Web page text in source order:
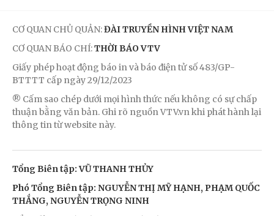
CƠ QUAN CHỦ QUẢN:ĐÀI TRUYỀN HÌNH VIỆT NAM
CƠ QUAN BÁO CHÍ:THỜI BÁO VTV
Giấy phép hoạt động báo in và báo điện tử số 483/GP-
BTTTT cấp ngày 29/12/2023
® Cấm sao chép dưới mọi hình thức nếu không có sự chấp
thuận bằng văn bản. Ghi rõ nguồn VTV.vn khi phát hành lại
thông tin từ website này.
Tổng Biên tập: VŨ THANH THỦY
Phó Tổng Biên tập: NGUYỄN THỊ MỸ HẠNH, PHẠM QUỐC
THẮNG, NGUYỄN TRỌNG NINH